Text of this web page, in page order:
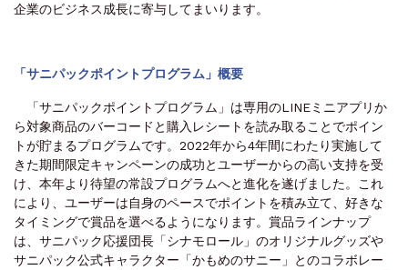
企業のビジネス成長に寄与してまいります。
「サニパックポイントプログラム」概要
「サニパックポイントプログラム」は専用のLINEミニアプリか
ら対象商品のバーコードと購入レシートを読み取ることでポイン
トが貯まるプログラムです。2022年から4年間にわたり実施して
きた期間限定キャンペーンの成功とユーザーからの高い支持を受
け、本年より待望の常設プログラムへと進化を遂げました。これ
により、ユーザーは自身のペースでポイントを積み立て、好きな
タイミングで賞品を選べるようになります。賞品ラインナップ
は、サニパック応援団長「シナモロール」のオリジナルグッズや
サニパック公式キャラクター「かもめのサニー」とのコラボレー